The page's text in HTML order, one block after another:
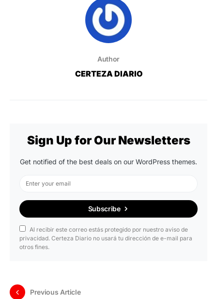
Author
CERTEZA DIARIO
Sign Up for Our Newsletters
Get notified of the best deals on our WordPress themes.
Subscribe
Al recibir este correo estás protegido por nuestro aviso de
privacidad. Certeza Diario no usará tu dirección de e-mail para
otros fines.
Previous Article